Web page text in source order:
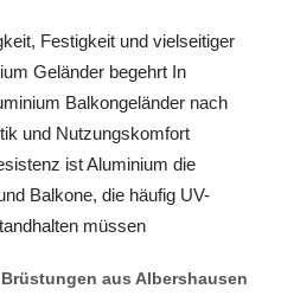
Festigkeit und vielseitiger
Geländer begehrt In
Balkongeländer nach
und Nutzungskomfort
ist Aluminium die
Balkone, die häufig UV-
müssen
aus Albershausen